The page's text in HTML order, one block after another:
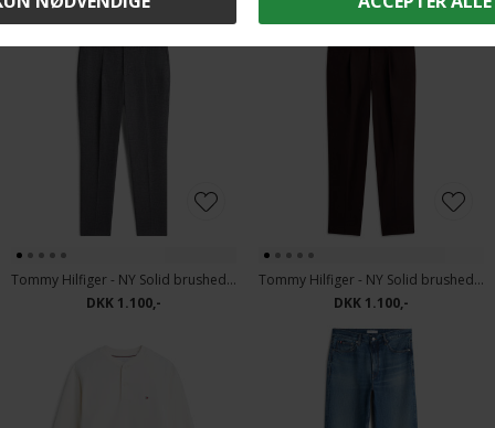
Tommy Hilfiger - NY Solid brushed dress pant | Chino dark grey
DKK 1.100,-
Tommy Hilfiger - NY Solid brushed dress pant | Chino Chocolate
DKK 1.100,-